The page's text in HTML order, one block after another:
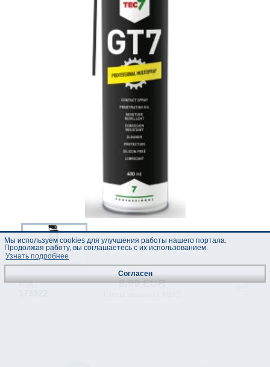
код :
8.99 EUR
Мы используем cookies для улучшения работы нашего портала.
Продолжая работу, вы соглашаетесь с их использованием.
Узнать подробнее
Согласен